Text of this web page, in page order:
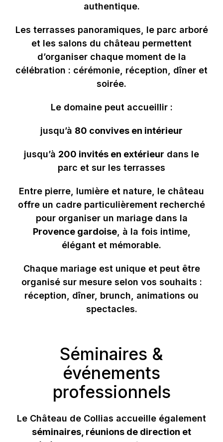
authentique.
Les terrasses panoramiques, le parc arboré
et les salons du château permettent
d’organiser chaque moment de la
célébration : cérémonie, réception, dîner et
soirée.
Le domaine peut accueillir :
jusqu’à 80 convives en intérieur
jusqu’à 200 invités en extérieur dans le
parc et sur les terrasses
Entre pierre, lumière et nature, le château
offre un cadre particulièrement recherché
pour organiser un mariage dans la
Provence gardoise, à la fois intime,
élégant et mémorable.
Chaque mariage est unique et peut être
organisé sur mesure selon vos souhaits :
réception, dîner, brunch, animations ou
spectacles.
Séminaires &
événements
professionnels
Le Château de Collias accueille également
séminaires, réunions de direction et